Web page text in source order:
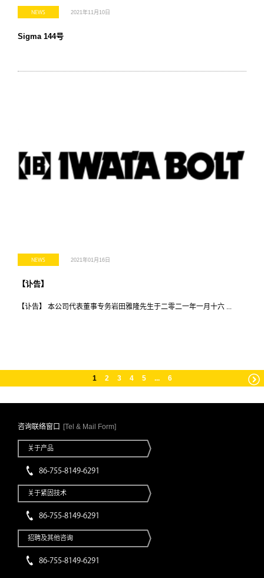
NEWS 2021年11月10日
Sigma 144号
NEWS 2021年01月16日
【讣告】
【讣告】 本公司代表董事专务岩田雅隆先生于二零二一年一月十六 ...
1 2 3 4 5 ... 6
咨询联络窗口 [Tel & Mail Form]
关于产品
86-755-8149-6291
关于紧固技术
86-755-8149-6291
招聘及其他咨询
86-755-8149-6291